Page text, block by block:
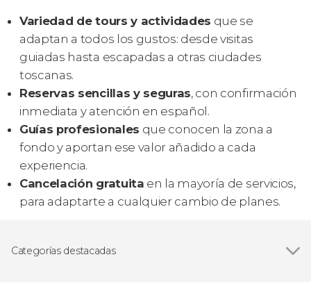
Variedad de tours y actividades que se
adaptan a todos los gustos: desde visitas
guiadas hasta escapadas a otras ciudades
toscanas.
Reservas sencillas y seguras, con confirmación
inmediata y atención en español.
Guías profesionales que conocen la zona a
fondo y aportan ese valor añadido a cada
experiencia.
Cancelación gratuita en la mayoría de servicios,
para adaptarte a cualquier cambio de planes.
Categorías destacadas